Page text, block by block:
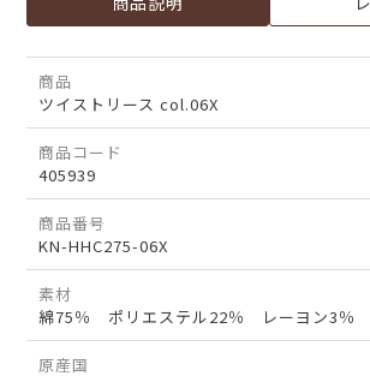
商品
ツイストリース col.06X
商品コード
405939
商品番号
KN-HHC275-06X
素材
綿75％ ポリエステル22％ レーヨン3％
原産国